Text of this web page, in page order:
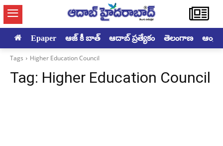
Epaper ఆజ్ కీ బాత్ ఆదాబ్ ప్రత్యేకం తెలంగాణ
Tags Higher Education Council
Tag: Higher Education Council